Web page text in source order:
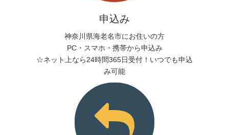
申込み
神奈川県海老名市にお住いの方
PC・スマホ・携帯から申込み
☆ネット上なら24時間365日受付！いつでも申込
み可能